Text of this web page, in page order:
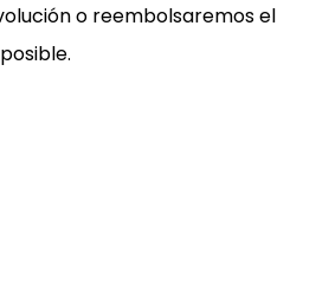
o reembolsaremos el